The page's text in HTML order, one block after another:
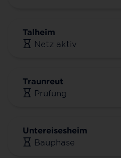
Talheim
Netz aktiv
Traunreut
Prüfung
Untereisesheim
Bauphase